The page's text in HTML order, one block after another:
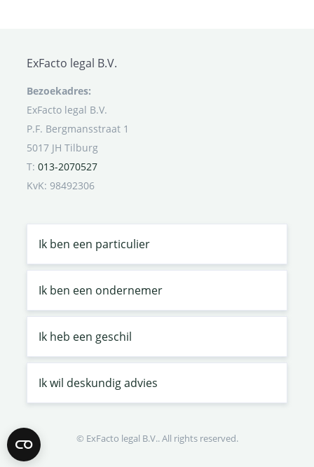
ExFacto legal B.V.
Bezoekadres:
ExFacto legal B.V.
P.F. Bergmansstraat 1
5017 JH Tilburg
T: 013-2070527
KvK: 98492306
Ik ben een particulier
Ik ben een ondernemer
Ik heb een geschil
Ik wil deskundig advies
© ExFacto legal B.V.. All rights reserved.